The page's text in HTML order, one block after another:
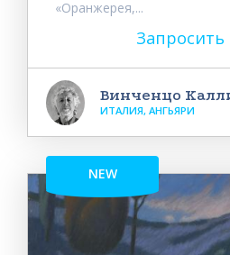
«Оранжерея,...
Запросить
Винченцо
ИТАЛИЯ, АНГЬЯРИ
NEW